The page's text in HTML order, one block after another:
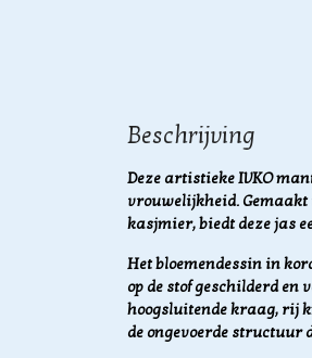
Beschrijving
Deze artistieke IVKO
vrouwelijkheid. Gemaakt
kasjmier, biedt deze jas
Het bloemendessin in
op de stof geschilderd
hoogsluitende kraag, rij
de ongevoerde structuur